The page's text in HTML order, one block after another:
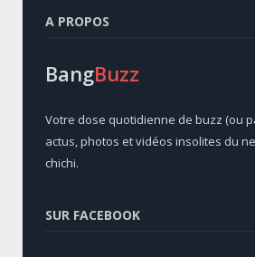
A PROPOS
BangBuzz
Votre dose quotidienne de buzz (ou
actus, photos et vidéos insolites du
chichi.
SUR FACEBOOK